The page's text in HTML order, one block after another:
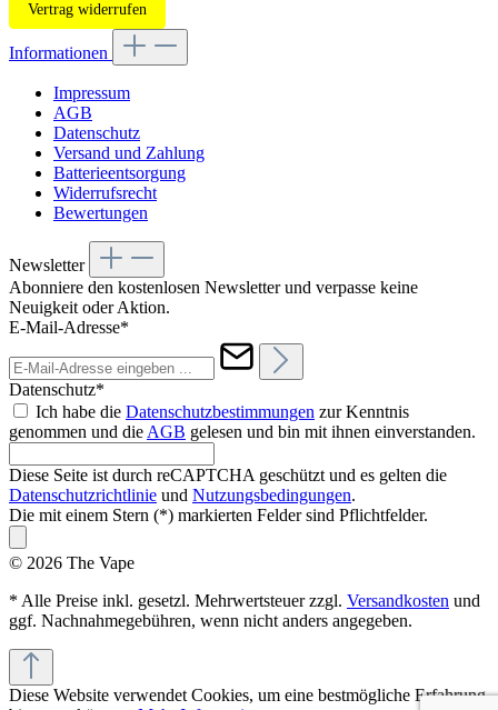
Vertrag widerrufen
Informationen
Impressum
AGB
Datenschutz
Versand und Zahlung
Batterieentsorgung
Widerrufsrecht
Bewertungen
Newsletter
Abonniere den kostenlosen Newsletter und verpasse keine
Neuigkeit oder Aktion.
E-Mail-Adresse*
Datenschutz*
Ich habe die Datenschutzbestimmungen zur Kenntnis
genommen und die AGB gelesen und bin mit ihnen einverstanden.
Diese Seite ist durch reCAPTCHA geschützt und es gelten die
Datenschutzrichtlinie und Nutzungsbedingungen.
Die mit einem Stern (*) markierten Felder sind Pflichtfelder.
© 2026 The Vape
* Alle Preise inkl. gesetzl. Mehrwertsteuer zzgl. Versandkosten und
ggf. Nachnahmegebühren, wenn nicht anders angegeben.
Diese Website verwendet Cookies, um eine bestmögliche Erfahrung